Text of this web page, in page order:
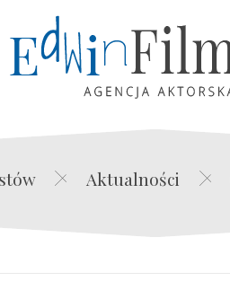
Aktualności